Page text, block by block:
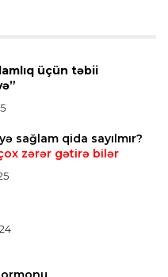
"Formula 1"də
üçün təbii
sağlam qida sayılmır?
zərər gətirə bilər